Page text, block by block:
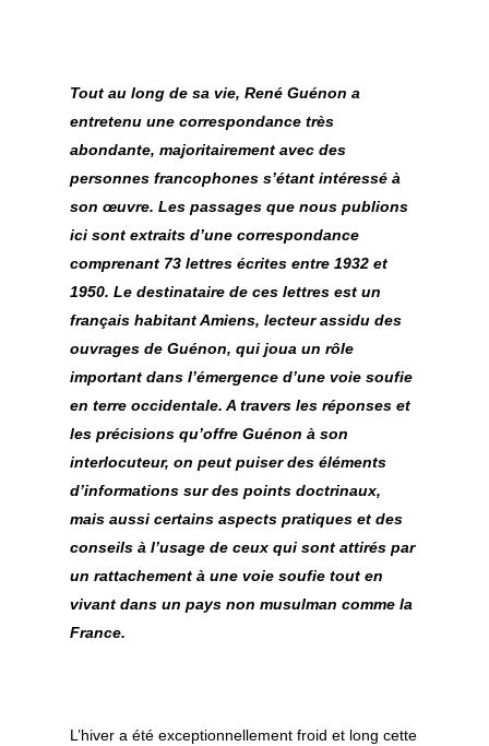
Tout au long de sa vie, René Guénon a
entretenu une correspondance très
abondante, majoritairement avec des
personnes francophones s’étant intéressé à
son œuvre. Les passages que nous publions
ici sont extraits d’une correspondance
comprenant 73 lettres écrites entre 1932 et
1950. Le destinataire de ces lettres est un
français habitant Amiens, lecteur assidu des
ouvrages de Guénon, qui joua un rôle
important dans l’émergence d’une voie soufie
en terre occidentale. A travers les réponses et
les précisions qu’offre Guénon à son
interlocuteur, on peut puiser des éléments
d’informations sur des points doctrinaux,
mais aussi certains aspects pratiques et des
conseils à l’usage de ceux qui sont attirés par
un rattachement à une voie soufie tout en
vivant dans un pays non musulman comme la
France.
L’hiver a été exceptionnellement froid et long cette